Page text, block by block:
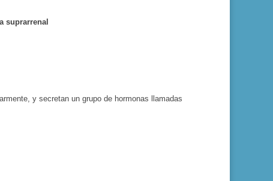
suprarre­nal
y secretan un grupo de hormonas llamadas